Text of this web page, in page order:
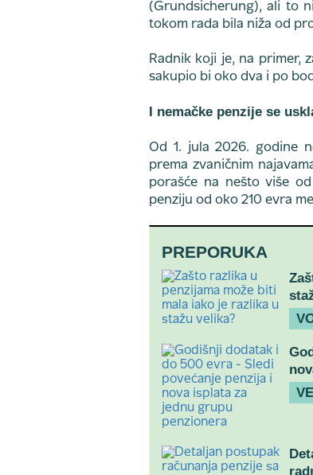
(Grundsicherung), ali to
tokom rada bila niža od
Radnik koji je, na primer,
sakupio bi oko dva i po
I nemačke penzije se
Od 1. jula 2026. godine
prema zvaničnim
porašće na nešto više
penziju od oko 210 evra
PREPORUKA